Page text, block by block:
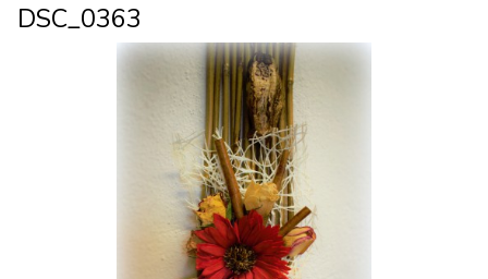
DSC_0363